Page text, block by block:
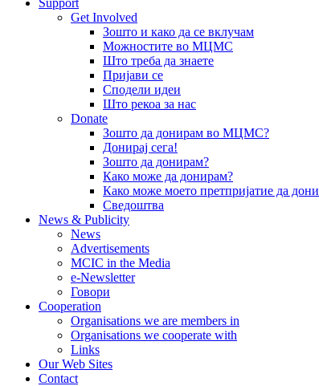
Get Involved
Зошто и како да се вклучам
Можностите во МЦМС
Што треба да знаете
Пријави се
Сподели идеи
Што рекоа за нас
Donate
Зошто да донирам во МЦМС?
Донирај сега!
Зошто да донирам?
Како може да донирам?
Како може моето претпријатие да
Сведоштва
News & Publicity
News
Advertisements
MCIC in the Media
e-Newsletter
Говори
Cooperation
Organisations we are members in
Organisations we cooperate with
Links
Our Web Sites
Contact